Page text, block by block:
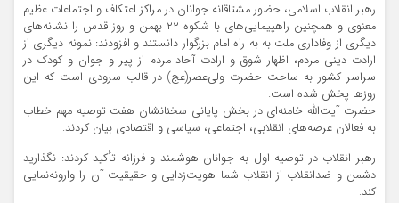
رهبر انقلاب اسلامی، حضور مشتاقانه جوانان در مراکز اعتکاف و اجتماعات عظیم
معنوی و همچنین راهپیمایی‌های با شکوه ۲۲ بهمن و روز قدس را نشانه‌های
دیگری از وفاداری ملت به به راه امام بزرگوار دانستند و افزودند: نمونه دیگری از
ارادت دینی مردم، اظهار شوق و ارادت آحاد مردم از پیر و جوان و کودک در
سراسر کشور به ساحت حضرت ولی‌عصر(عج) در قالب سرودی است که این
روزها پخش شده است.
حضرت آیت‌الله خامنه‌ای در بخش پایانی سخنانشان هفت توصیه مهم خطاب
به فعالان عرصه‌های انقلابی، اجتماعی، سیاسی و اقتصادی بیان کردند.
رهبر انقلاب در توصیه اول به جوانان هوشمند و فرزانه تأکید کردند: نگذارید
دشمن و ضدانقلاب از انقلاب شما هویت‌زدایی و حقیقیت آن را وارونه‌نمایی
کند.